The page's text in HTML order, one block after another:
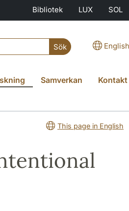
Bibliotek LUX SOL
Sök
Samverkan Kontakt
This page in English